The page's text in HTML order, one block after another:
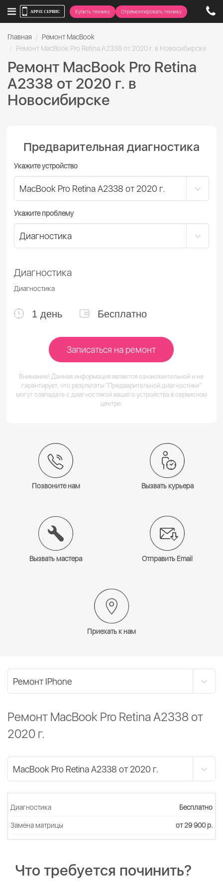
Купить технику Отремонтировать технику
Главная
Ремонт MacBook
Ремонт MacBook Pro Retina A2338 от 2020 г. в Новосибирске
Ремонт MacBook Pro Retina
A2338 от 2020 г. в
Новосибирске
Предварительная диагностика
Укажите устройство
Укажите проблему
Диагностика
Диагностика
1 день Бесплатно
Записаться на ремонт
Внимание! Данная информация является ознакомительной и не
гарантирует, что результаты “Предварительной диагностики”
могут совпадать с диагностикой вашего устройства в сервисном
центре.
Позвоните нам Вызвать курьера
Вызвать мастера Отправить Email
Приехать к нам
Ремонт MacBook Pro Retina A2338 от
2020 г.
Диагностика Бесплатно
Замена матрицы от 29 900 р.
Что требуется починить?